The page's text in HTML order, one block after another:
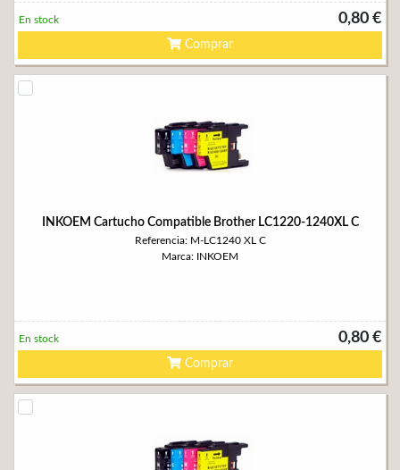
0,80 €
En stock
Comprar
INKOEM Cartucho Compatible Brother LC1220-1240XL C
Referencia: M-LC1240 XL C
Marca: INKOEM
0,80 €
En stock
Comprar